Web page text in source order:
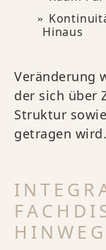
Hinaus
Veränderung
der sich über
Struktur
getragen wird.
HINWEG